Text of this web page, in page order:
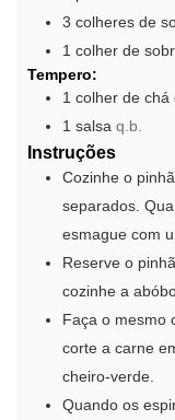
3 colheres de
1 colher de
Tempero:
1 colher de chá
1 salsa q.b.
Instruções
Cozinhe o
separados.
esmague com
Reserve o
cozinhe a
Faça o mesmo
corte a carne
cheiro-verde.
Quando os